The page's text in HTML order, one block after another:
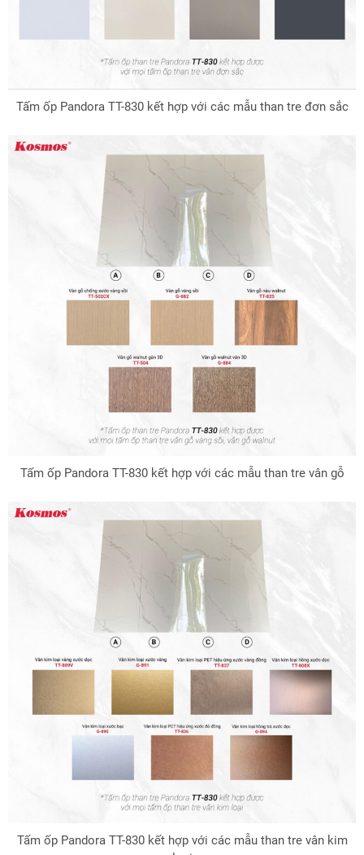
Tấm ốp Pandora TT-830 kết hợp với các mẫu than tre đơn sắc
Tấm ốp Pandora TT-830 kết hợp với các mẫu than tre vân gỗ
Tấm ốp Pandora TT-830 kết hợp với các mẫu than tre vân kim